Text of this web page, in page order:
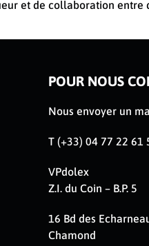
et de collaboration entre
POUR NOUS
Nous envoyer un
T (+33) 04 77 22 61
VPdolex
Z.I. du Coin – B.P. 5
16 Bd des
Chamond